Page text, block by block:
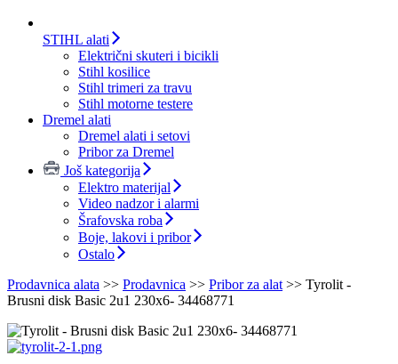
STIHL alati
Električni skuteri i bicikli
Stihl kosilice
Stihl trimeri za travu
Stihl motorne testere
Dremel alati
Dremel alati i setovi
Pribor za Dremel
Još kategorija
Elektro materijal
Video nadzor i alarmi
Šrafovska roba
Boje, lakovi i pribor
Ostalo
Prodavnica alata >> Prodavnica >> Pribor za alat >> Tyrolit -
Brusni disk Basic 2u1 230x6- 34468771